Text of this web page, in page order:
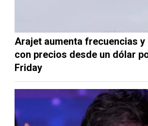
Arajet aumenta frecuencias y
con precios desde un dólar
Friday